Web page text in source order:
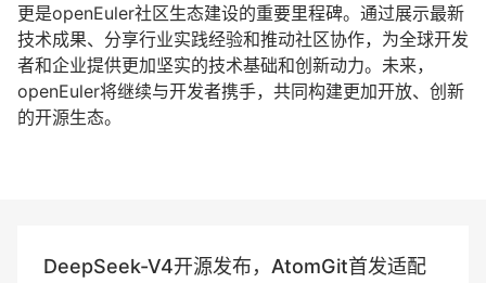
更是openEuler社区生态建设的重要里程碑。通过展示最新
技术成果、分享行业实践经验和推动社区协作，为全球开发
者和企业提供更加坚实的技术基础和创新动力。未来，
openEuler将继续与开发者携手，共同构建更加开放、创新
的开源生态。
DeepSeek-V4开源发布，AtomGit首发适配